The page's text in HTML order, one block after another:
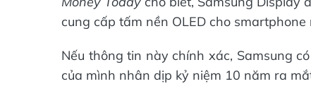
cung cấp tấm nền OLED cho
Nếu thông tin này chính xác, Samsung
của mình nhân dịp kỷ niệm 10 năm ra